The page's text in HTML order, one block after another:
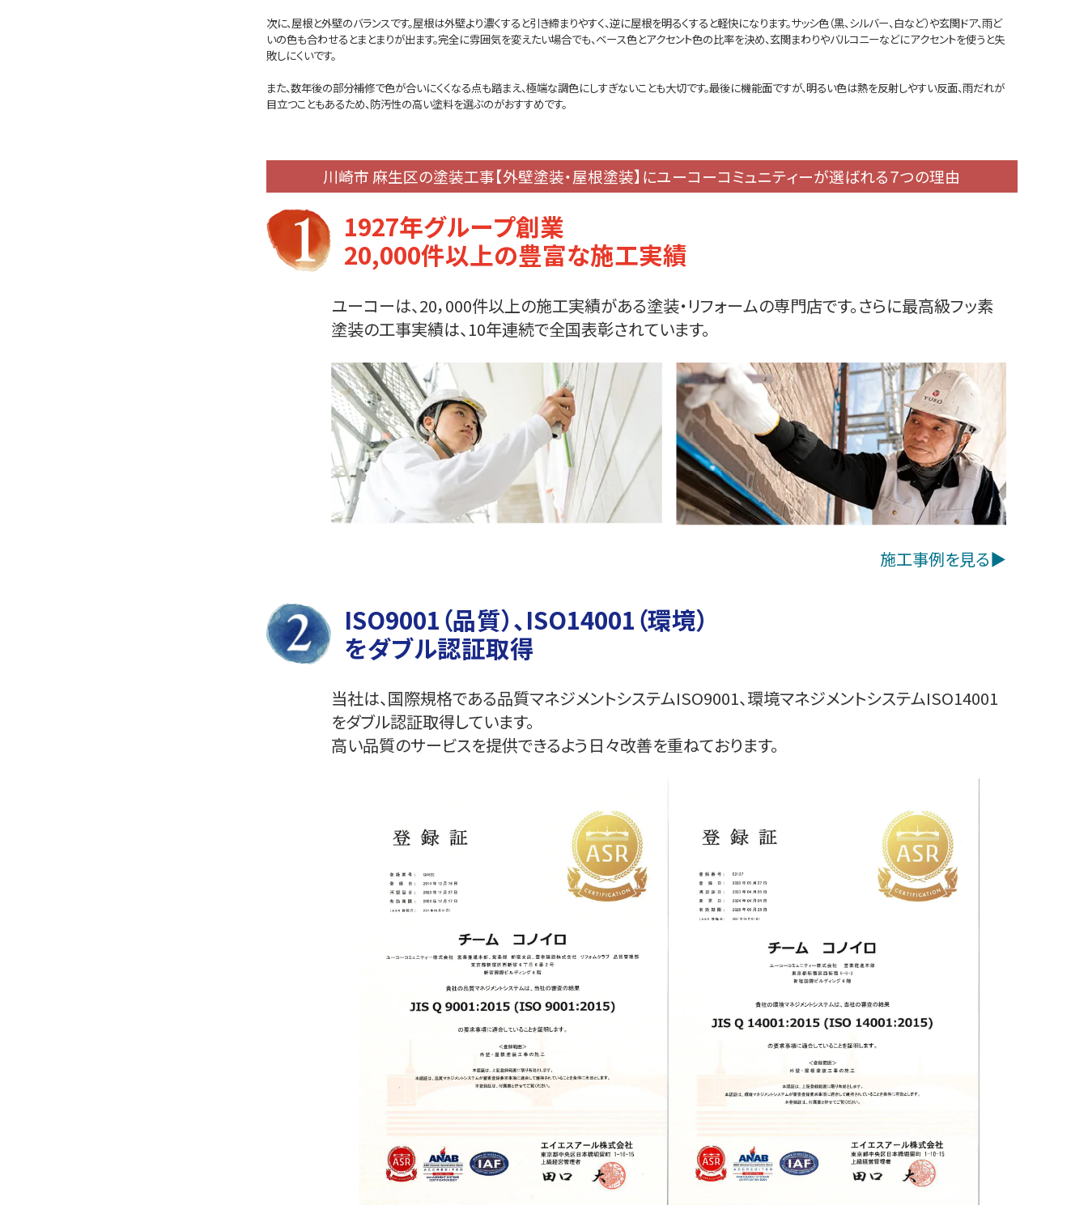
次に、屋根と外壁のバランスです。屋根は外壁より濃くすると引き締まりやすく、逆に屋根を明るくすると軽快になります。サッシ色（黒、シルバー、白など）や玄関ドア、雨ど
いの色も合わせるとまとまりが出ます。完全に雰囲気を変えたい場合でも、ベース色とアクセント色の比率を決め、玄関まわりやバルコニーなどにアクセントを使うと失
敗しにくいです。
また、数年後の部分補修で色が合いにくくなる点も踏まえ、極端な調色にしすぎないことも大切です。最後に機能面ですが、明るい色は熱を反射しやすい反面、雨だれが
目立つこともあるため、防汚性の高い塗料を選ぶのがおすすめです。
川崎市 麻生区の塗装工事【外壁塗装・屋根塗装】にユーコーコミュニティーが選ばれる７つの理由
1927年グループ創業
20,000件以上の豊富な施工実績
ユーコーは、20，000件以上の施工実績がある塗装・リフォームの専門店です。さらに最高級フッ素
塗装の工事実績は、10年連続で全国表彰されています。
施工事例を見る▶︎
ISO9001（品質）、ISO14001（環境）
をダブル認証取得
当社は、国際規格である品質マネジメントシステムISO9001、環境マネジメントシステムISO14001
をダブル認証取得しています。
高い品質のサービスを提供できるよう日々改善を重ねております。